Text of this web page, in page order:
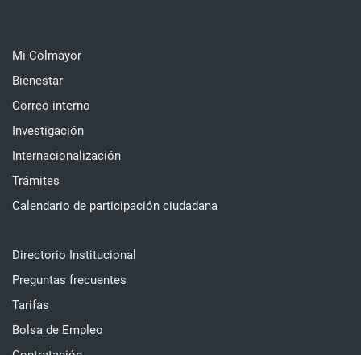
Mi Colmayor
Bienestar
Correo interno
Investigación
Internacionalización
Trámites
Calendario de participación ciudadana
Directorio Institucional
Preguntas frecuentes
Tarifas
Bolsa de Empleo